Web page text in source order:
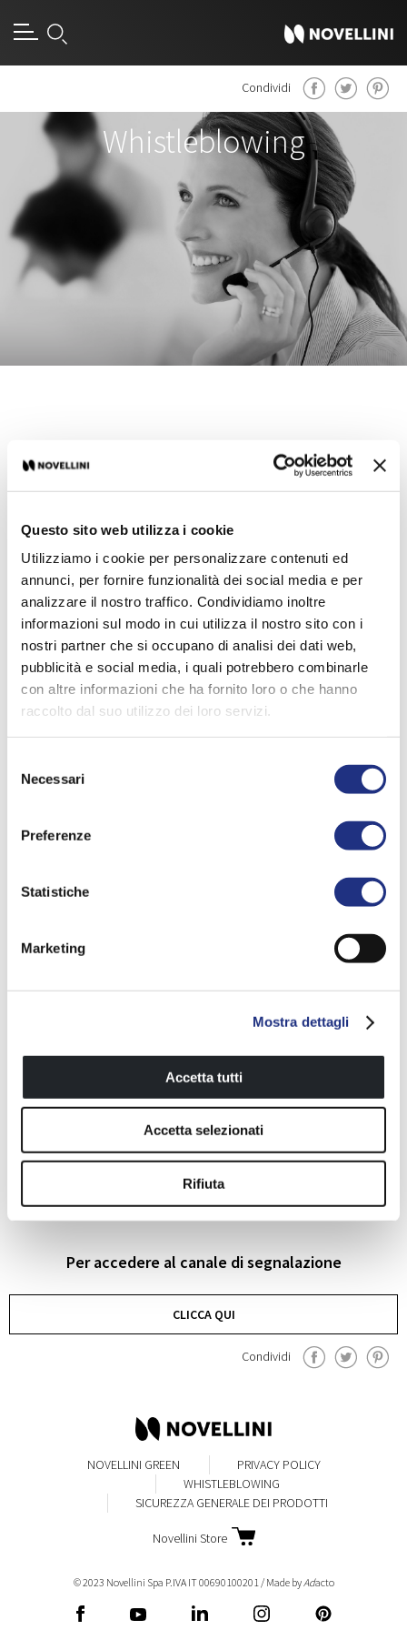
Questo sito web utilizza i cookie
Utilizziamo i cookie per personalizzare contenuti ed
annunci, per fornire funzionalità dei social media e per
analizzare il nostro traffico. Condividiamo inoltre
informazioni sul modo in cui utilizza il nostro sito con i
nostri partner che si occupano di analisi dei dati web,
pubblicità e social media, i quali potrebbero combinarle
con altre informazioni che ha fornito loro o che hanno
raccolto dal suo utilizzo dei loro servizi.
delNecessari
Preferenze
Statistiche
Marketing
Mostra dettagli
Accetta tutti
Accetta selezionati
Rifiuta
Condividi
Whistleblowing
Per accedere al canale di segnalazione
CLICCA QUI
Condividi
NOVELLINI GREEN
PRIVACY POLICY
WHISTLEBLOWING
SICUREZZA GENERALE DEI PRODOTTI
Novellini Store
© 2023 Novellini Spa P.IVA IT 00690100201 / Made by Adacto